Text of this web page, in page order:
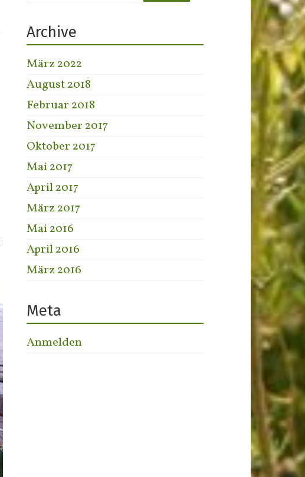
Archive
März 2022
August 2018
Februar 2018
November 2017
Oktober 2017
Mai 2017
April 2017
März 2017
Mai 2016
April 2016
März 2016
Meta
Anmelden